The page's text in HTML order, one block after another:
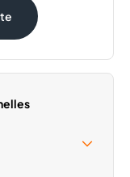
- 20:00
- 20:00